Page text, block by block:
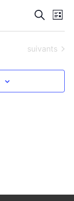
de
vues
Recherche
de
Liste
Évènements
suivants